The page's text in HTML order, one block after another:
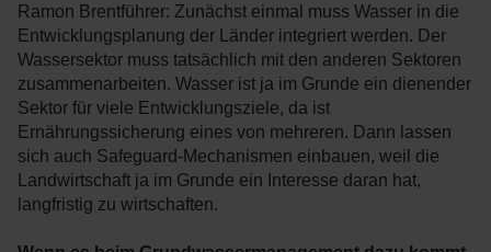
Ramon Brentführer: Zunächst einmal muss Wasser in die
Entwicklungsplanung der Länder integriert werden. Der
Wassersektor muss tatsächlich mit den anderen Sektoren
zusammenarbeiten. Wasser ist ja im Grunde ein dienender
Sektor für viele Entwicklungsziele, da ist
Ernährungssicherung eines von mehreren. Dann lassen
sich auch Safeguard-Mechanismen einbauen, weil die
Landwirtschaft ja im Grunde ein Interesse daran hat,
langfristig zu wirtschaften.